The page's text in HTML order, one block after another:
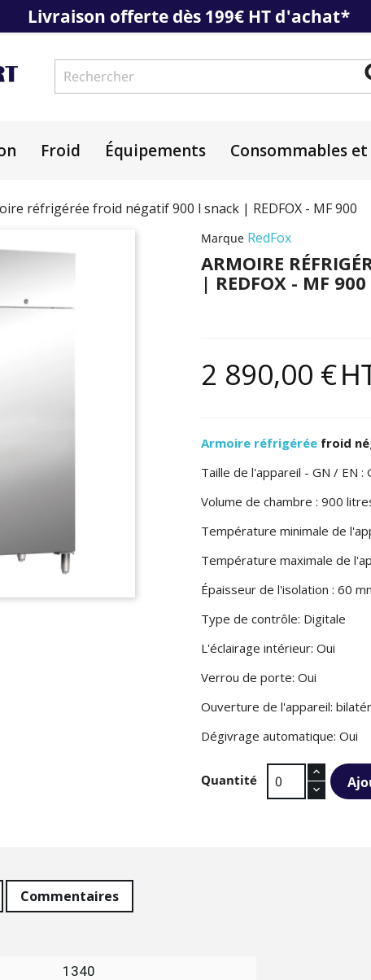
Livraison offerte dès 199€ HT d'achat*
Froid Équipements Consommables et
réfrigérée froid négatif 900 l snack | REDFOX - MF 900
Marque RedFox
ARMOIRE
| REDFOX - MF 900
2 890,00 €
Armoire réfrigérée froid
Taille de l'appareil - GN / EN :
Volume de chambre : 900
Température minimale de
Température maximale de
Épaisseur de l'isolation : 60
Type de contrôle: Digitale
L'éclairage intérieur: Oui
Verrou de porte: Oui
Ouverture de l'appareil:
Dégivrage automatique: Oui
Quantité
Commentaires
1340